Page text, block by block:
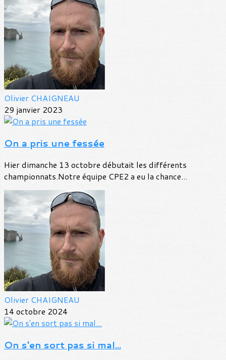
Olivier CHAIGNEAU
29 janvier 2023
On a pris une fessée
Hier dimanche 13 octobre débutait les différents
championnats.Notre équipe CPE2 a eu la chance...
Olivier CHAIGNEAU
14 octobre 2024
On s'en sort pas si mal...